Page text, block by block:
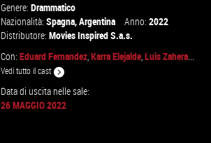
Genere:Drammatico
Nazionalità:Spagna,Argentina Anno:2022
Distributore:Movies Inspired S.a.s.
Con:Eduard Fernandez,Karra Elejalde,Luis Zahera...
Vedi tutto il cast
Data di uscita nelle sale:
26 MAGGIO 2022